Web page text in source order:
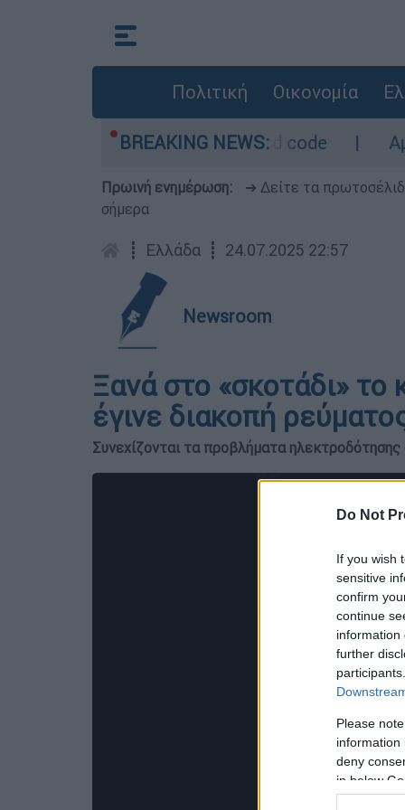
Do Not
If you wish
sensitive
confirm
continue
information
further
Please
information
deny
in below
Πολιτική Οικονομία
BREAKING NEWS:
- Οι περιοχές σε red code
Πρωινή ενημέρωση: ➔ Δείτε τα
σήμερα
┋ Ελλάδα ┋ 24.07.2025 22:57
Newsroom
Ξανά στο «σκοτάδι»
έγινε διακοπή
Συνεχίζονται τα προβλήματα